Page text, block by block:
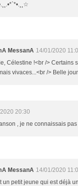
MessanA 14/01/2020
Célestine !<br /> Certains
vivaces...<br /> Belle
20:30
, je ne connaissais
MessanA 14/01/2020
un petit jeune qui est déjà